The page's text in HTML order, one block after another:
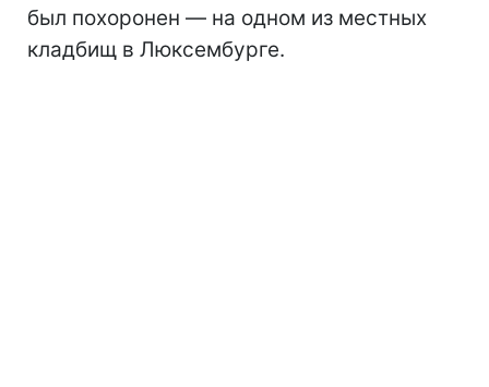
был похоронен — на одном из местных
кладбищ в Люксембурге.